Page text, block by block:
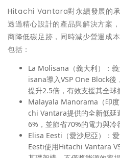
Hitachi Vantara對永續發展的承
透過精心設計的產品與解決方案
商降低碳足跡，同時減少營運成
包括：
La Molisana（義大利）：
isana導入VSP One Block
提升2.5倍，有效支援其全球
Malayala Manorama（印
chi Vantara提供的全新低延
6%，並節省70%的電力與冷
Elisa Eesti（愛沙尼亞）：
Eesti使用Hitachi Vantara